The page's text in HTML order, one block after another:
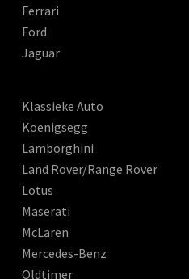
Ferrari
Ford
Jaguar
Klassieke Auto
Koenigsegg
Lamborghini
Land Rover/Range Rover
Lotus
Maserati
McLaren
Mercedes-Benz
Oldtimer